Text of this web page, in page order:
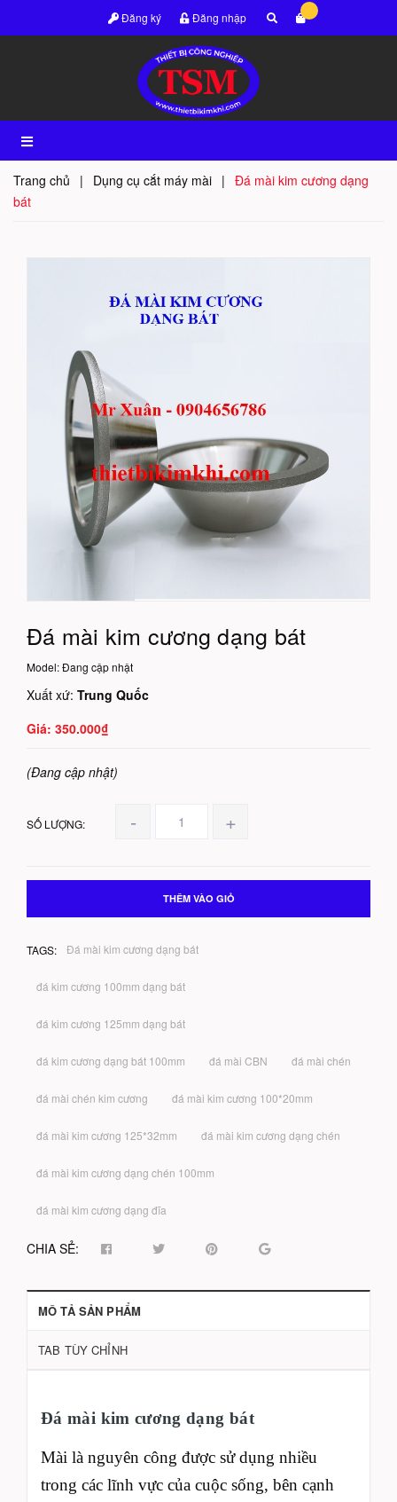
Đăng ký Đăng nhập
Trang chủ | Dụng cụ cắt máy mài | Đá mài kim cương dạng
bát
Đá mài kim cương dạng bát
Model:Đang cập nhật
Xuất xứ: Trung Quốc
350.000₫
(Đang cập nhật)
SỐ LƯỢNG: - +
THÊM VÀO GIỎ
TAGS: Đá mài kim cương dạng bát
đá kim cương 100mm dạng bát
đá kim cương 125mm dạng bát
đá kim cương dạng bát 100mm đá mài CBN đá mài chén
đá mài chén kim cương đá mài kim cương 100*20mm
đá mài kim cương 125*32mm đá mài kim cương dạng chén
đá mài kim cương dạng chén 100mm
đá mài kim cương dạng đĩa
CHIA SẺ:
MÔ TẢ SẢN PHẨM
TAB TÙY CHỈNH
Đá mài kim cương dạng bát
Mài là nguyên công được sử dụng nhiều
trong các lĩnh vực của cuộc sống, bên cạnh